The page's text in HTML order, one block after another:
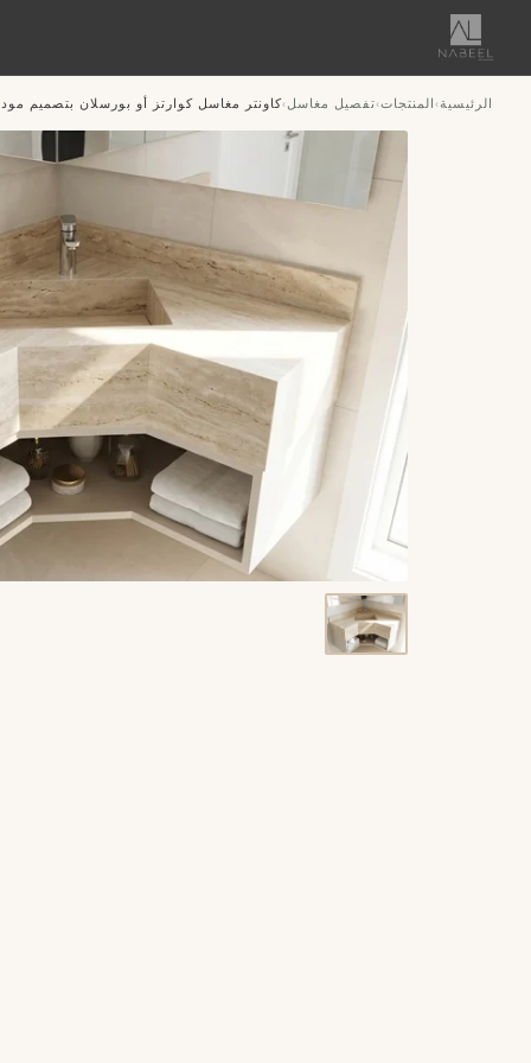
الرئيسية›المنتجات›تفصيل مغاسل›كاونتر مغاسل كوارتز أو بورسلان بتصميم